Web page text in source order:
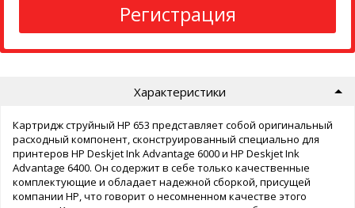
Регистрация
Характеристики
Картридж струйный HP 653 представляет собой оригинальный
расходный компонент, сконструированный специально для
принтеров HP Deskjet Ink Advantage 6000 и HP Deskjet Ink
Advantage 6400. Он содержит в себе только качественные
комплектующие и обладает надежной сборкой, присущей
компании HP, что говорит о несомненном качестве этого